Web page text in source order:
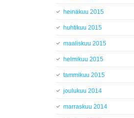
heinäkuu 2015
huhtikuu 2015
maaliskuu 2015
helmikuu 2015
tammikuu 2015
joulukuu 2014
marraskuu 2014